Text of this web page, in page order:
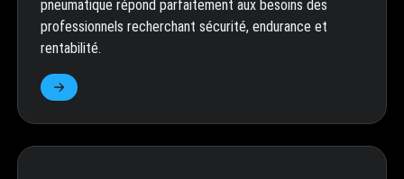
pneumatique répond parfaitement aux besoins des
professionnels recherchant sécurité, endurance et
rentabilité.